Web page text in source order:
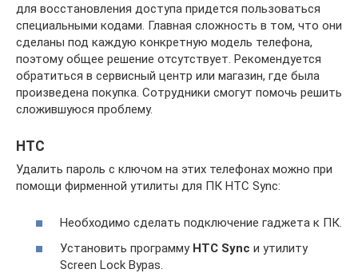
для восстановления доступа придется пользоваться
специальными кодами. Главная сложность в том, что они
сделаны под каждую конкретную модель телефона,
поэтому общее решение отсутствует. Рекомендуется
обратиться в сервисный центр или магазин, где была
произведена покупка. Сотрудники смогут помочь решить
сложившуюся проблему.
HTC
Удалить пароль с ключом на этих телефонах можно при
помощи фирменной утилиты для ПК HTC Sync:
Необходимо сделать подключение гаджета к ПК.
Установить программу HTC Sync и утилиту
Screen Lock Bypas.